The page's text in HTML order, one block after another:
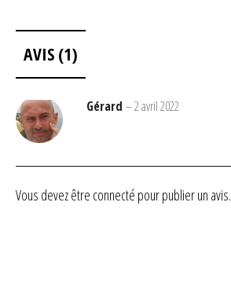
AVIS (1)
Gérard –2 avril 2022
Vous devez être connecté pour publier un avis.